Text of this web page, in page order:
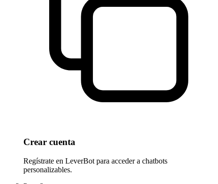
Crear cuenta
Regístrate en LeverBot para acceder a chatbots
personalizables.